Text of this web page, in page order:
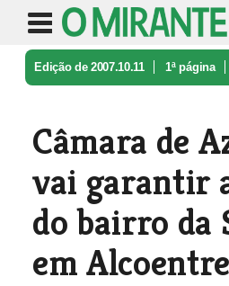
Edição de 2007.10.11 1ª página
Câmara de
vai garantir
do bairro da
em Alcoentre